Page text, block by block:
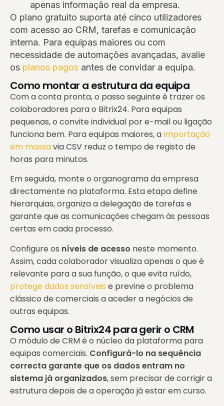
apenas informação real da empresa.
O plano gratuito suporta até cinco utilizadores
com acesso ao CRM, tarefas e comunicação
interna. Para equipas maiores ou com
necessidade de automações avançadas, avalie
os planos pagos antes de convidar a equipa.
Como montar a estrutura da equipa
Com a conta pronta, o passo seguinte é trazer os
colaboradores para o Bitrix24. Para equipas
pequenas, o convite individual por e-mail ou ligação
funciona bem. Para equipas maiores, aimportação
em massavia CSV reduz o tempo de registo de
horas para minutos.
Em seguida, monte o organograma da empresa
directamente na plataforma. Esta etapa define
hierarquias, organiza a delegação de tarefas e
garante que as comunicações chegam às pessoas
certas em cada processo.
Configure os níveis de acesso neste momento.
Assim, cada colaborador visualiza apenas o que é
relevante para a sua função, o que evita ruído,
protege dados sensíveis e previne o problema
clássico de comerciais a aceder a negócios de
outras equipas.
Como usar o Bitrix24 para gerir o CRM
O módulo de CRM é o núcleo da plataforma para
equipas comerciais. Configurá-lo na sequência
correcta garante que os dados entram no
sistema já organizados, sem precisar de corrigir a
estrutura depois de a operação já estar em curso.